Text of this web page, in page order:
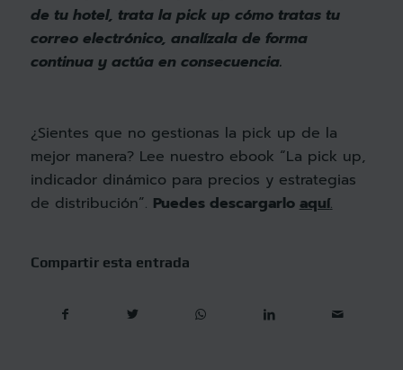
de tu hotel, trata la pick up cómo tratas tu
correo electrónico, analízala de forma
continua y actúa en consecuencia.
¿Sientes que no gestionas la pick up de la
mejor manera? Lee nuestro ebook “La pick up,
indicador dinámico para precios y estrategias
de distribución”. Puedes descargarlo aquí.
Compartir esta entrada